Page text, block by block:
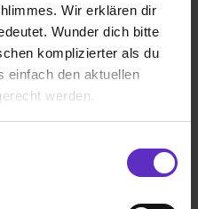
Wir erklären dir
Wunder dich bitte
komplizierter als du
einfach den aktuellen
werden.
bis in die Möbel-,
überall werden robuste
Aluminium, Kunststoff
geführt und
mit unserer
Unterstützung für
Ausbildung bei KILIAN.
dort wirst du auch